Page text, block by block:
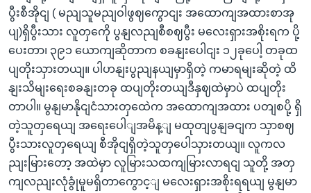
ပွီးစီအိုငျ ( မညျသူမညျဝါဖွဈကွောငျး အထောကျအထားစာအု
ပျ)ရှိပွီးသား လူတှကေို ပွနျလညျစီစဈပွီး မလေးရှားအစိုးရက ပို့
ပေးတာ၊ ၃၉၁ ယောကျဆိုတာက စခနျးပေါငျး ၁၂ခုပေါ့ တခုထ
ပျတိုးသှားတယျ။ ပါဟနျးပွညျနယျမှာရှိတဲ့ ကမာရမျးဆိုတဲ့ ထိ
နျးသိမျးရေးစခနျးတခု ထပျတိုးတယျဒီနှဈထဲမှာပဲ ထပျတိုး
တာပါ။ မွနျမာနိုငျငံသားတှထေဲက အထောကျအထား ပတျစပို့ ရှိ
တဲ့သူတှရေယျ အရေးပေါျအမိန့ျ မထုတျပွနျခငျက သှာစဈ
ပွီးသားလူတှရေယျ စီအိုငျရှိတဲ့သူတှပေါသှားတယျ။ လူကလ
ညျးမြားတော့ အထဲမှာ လူမြားသထကျမြားလာရငျ သူတို့ အတှ
ကျလညျးလုံခွုံမူမရှိတာကွောင့ျ မလေးရှားအစိုးရရယျ မွနျမာ